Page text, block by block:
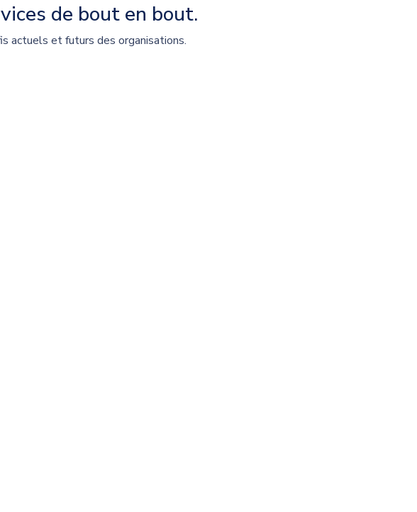
de bout en bout.
actuels et futurs des organisations.